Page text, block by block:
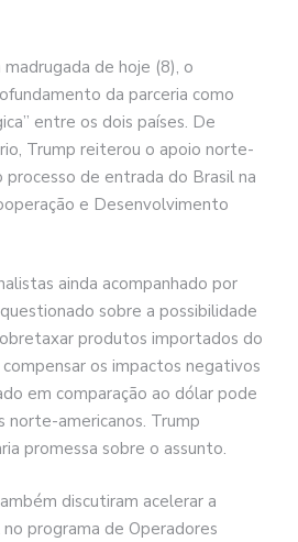
de hoje (8), o
da parceria como
entre os dois países. De
Trump reiterou o apoio norte-
processo de entrada do Brasil na
e Desenvolvimento
ainda acompanhado por
sobre a possibilidade
produtos importados do
os impactos negativos
em comparação ao dólar pode
norte-americanos. Trump
promessa sobre o assunto.
discutiram acelerar a
programa de Operadores